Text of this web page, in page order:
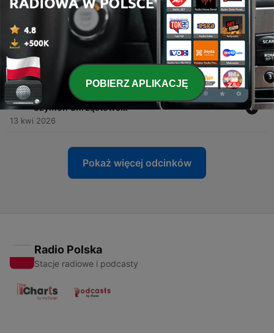
149 - Współczesny sukces, AI i wartość czytania |
Tomasz Stawiszyński
08 cze 2026
148 - Żywotność, przekora i kończenie terapii
18 maj 2026
147 - Bezpieczne przywiązanie, teatr i terapia par |
Szymon Chrząstowski
13 kwi 2026
Pokaż więcej odcinków
Radio Polska
Stacje radiowe i podcasty
POBIERZ APLIKACJĘ